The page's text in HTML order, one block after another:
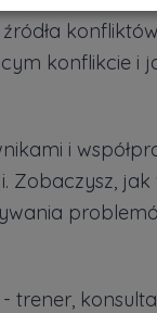
konfliktów
konflikcie i
i
Zobaczysz,
- trener,